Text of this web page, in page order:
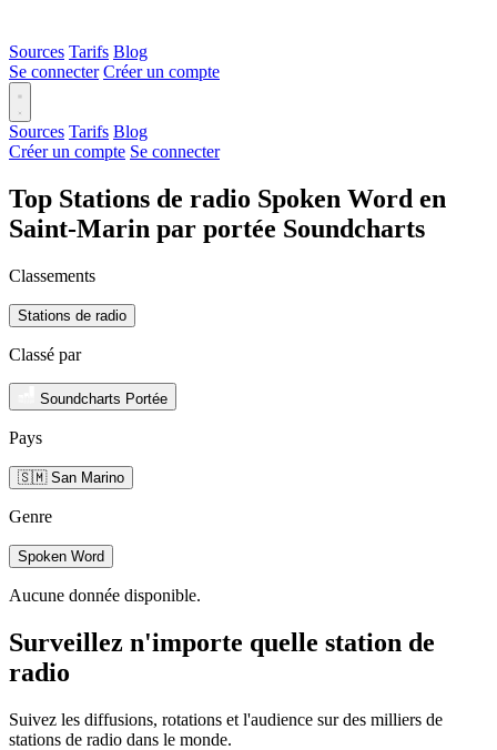
Sources Tarifs Blog
Se connecter Créer un compte
Sources Tarifs Blog
Créer un compte Se connecter
Top Stations de radio Spoken Word en
Saint-Marin par portée Soundcharts
Classements
Stations de radio
Classé par
Soundcharts Portée
Pays
🇸🇲 San Marino
Genre
Spoken Word
Aucune donnée disponible.
Surveillez n'importe quelle station de
radio
Suivez les diffusions, rotations et l'audience sur des milliers de
stations de radio dans le monde.